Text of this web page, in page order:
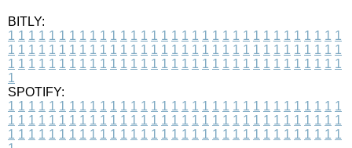
BITLY:
1 1 1 1 1 1 1 1 1 1 1 1 1 1 1 1 1 1 1 1 1 1 1 1 1 1 1 1 1 1 1 1 1
1 1 1 1 1 1 1 1 1 1 1 1 1 1 1 1 1 1 1 1 1 1 1 1 1 1 1 1 1 1 1 1 1
1 1 1 1 1 1 1 1 1 1 1 1 1 1 1 1 1 1 1 1 1 1 1 1 1 1 1 1 1 1 1 1 1
1
SPOTIFY:
1 1 1 1 1 1 1 1 1 1 1 1 1 1 1 1 1 1 1 1 1 1 1 1 1 1 1 1 1 1 1 1 1
1 1 1 1 1 1 1 1 1 1 1 1 1 1 1 1 1 1 1 1 1 1 1 1 1 1 1 1 1 1 1 1 1
1 1 1 1 1 1 1 1 1 1 1 1 1 1 1 1 1 1 1 1 1 1 1 1 1 1 1 1 1 1 1 1 1